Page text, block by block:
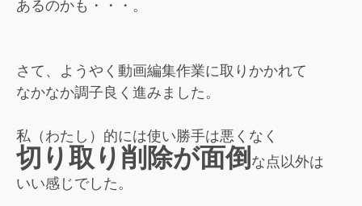
あるのかも・・・。
さて、ようやく動画編集作業に取りかかれて
なかなか調子良く進みました。
私（わたし）的には使い勝手は悪くなく
切り取り削除が面倒 な点以外は
いい感じでした。